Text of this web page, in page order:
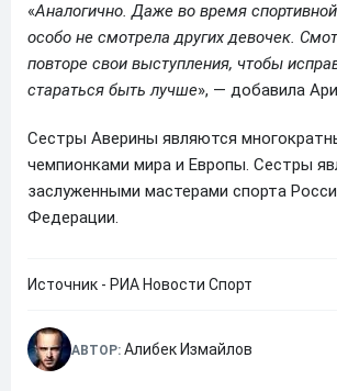
«Аналогично. Даже во время
особо не смотрела других девочек.
повторе свои выступления, чтобы
стараться быть лучше», — добавила
Сестры Аверины являются
чемпионками мира и Европы. Сестры
заслуженными мастерами спорта
Федерации.
Источник - РИА Новости Спорт
АВТОР: Алибек Измайлов